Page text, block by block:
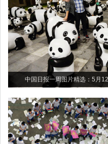
中国日报一周图片精选：5月